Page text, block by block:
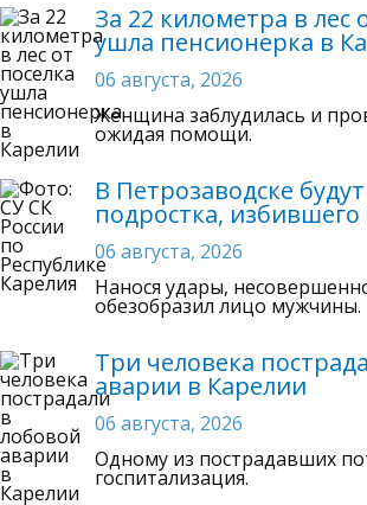
За 22 километра в лес
ушла пенсионерка в
06 августа, 2026
Женщина заблудилась и
ожидая помощи.
В Петрозаводске
подростка,
06 августа, 2026
Нанося удары,
обезобразил лицо мужчины.
Три человека
аварии в Карелии
06 августа, 2026
Одному из пострадавших
госпитализация.